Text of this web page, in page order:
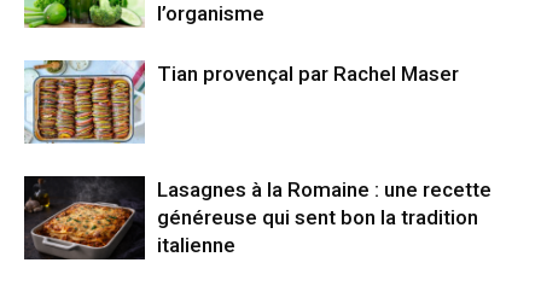
l’organisme
Tian provençal par Rachel Maser
Lasagnes à la Romaine : une recette
généreuse qui sent bon la tradition
italienne